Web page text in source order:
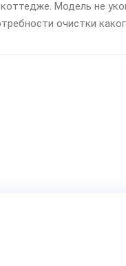
Модель не
очистки